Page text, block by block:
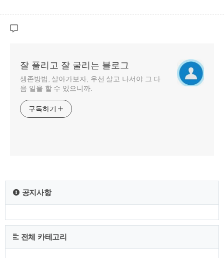
잘 풀리고 잘 굴리는 블로그
생존방법, 살아가보자, 우선 살고 나서야 그 다
음 일을 할 수 있으니까.
구독하기
공지사항
전체 카테고리